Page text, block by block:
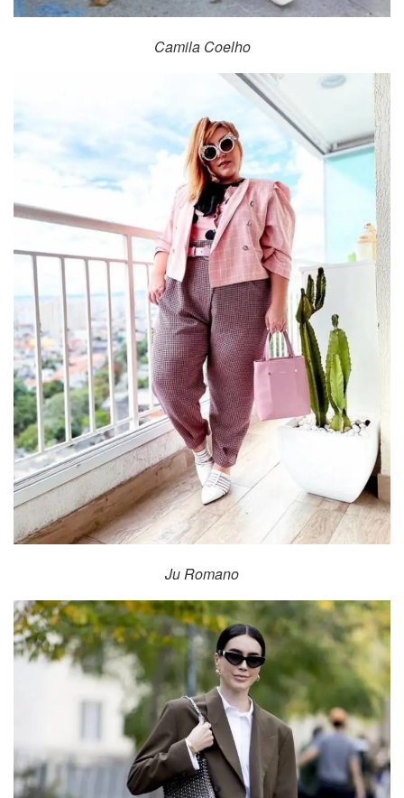
Camila Coelho
Ju Romano